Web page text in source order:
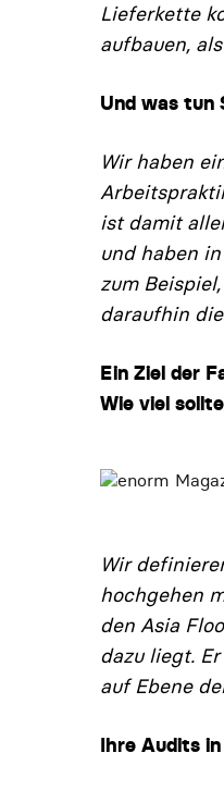
Lieferkette
aufbauen,
Und was tun
Wir haben
ist damit
und haben
zum
daraufhin
Ein Ziel der
Wie viel
Wir
hochgehen
den Asia
dazu liegt.
auf Ebene
Ihre Audits